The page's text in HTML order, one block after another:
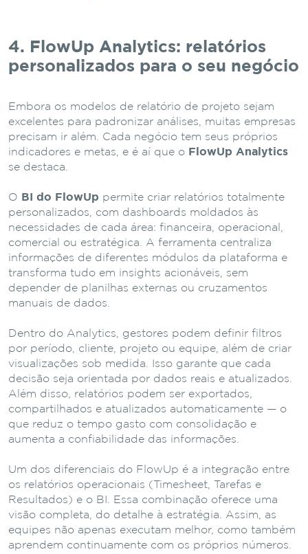
4. FlowUp Analytics: relatórios
personalizados para o seu negócio
Embora os modelos de relatório de projeto sejam
excelentes para padronizar análises, muitas empresas
precisam ir além. Cada negócio tem seus próprios
indicadores e metas, e é aí que o FlowUp Analytics
se destaca.
O BI do FlowUp permite criar relatórios totalmente
personalizados, com dashboards moldados às
necessidades de cada área: financeira, operacional,
comercial ou estratégica. A ferramenta centraliza
informações de diferentes módulos da plataforma e
transforma tudo em insights acionáveis, sem
depender de planilhas externas ou cruzamentos
manuais de dados.
Dentro do Analytics, gestores podem definir filtros
por período, cliente, projeto ou equipe, além de criar
visualizações sob medida. Isso garante que cada
decisão seja orientada por dados reais e atualizados.
Além disso, relatórios podem ser exportados,
compartilhados e atualizados automaticamente — o
que reduz o tempo gasto com consolidação e
aumenta a confiabilidade das informações.
Um dos diferenciais do FlowUp é a integração entre
os relatórios operacionais (Timesheet, Tarefas e
Resultados) e o BI. Essa combinação oferece uma
visão completa, do detalhe à estratégia. Assim, as
equipes não apenas executam melhor, como também
aprendem continuamente com os próprios números.